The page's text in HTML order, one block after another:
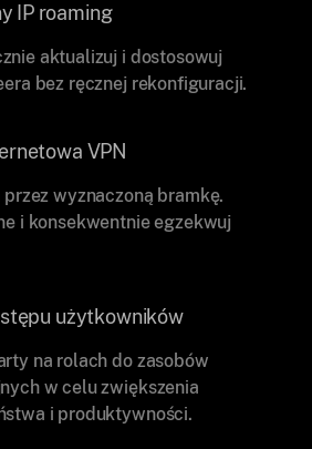
IP roaming
aktualizuj i dostosowuj
bez ręcznej rekonfiguracji.
VPN
przez wyznaczoną bramkę.
i konsekwentnie egzekwuj
użytkowników
na rolach do zasobów
w celu zwiększenia
i produktywności.